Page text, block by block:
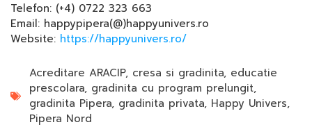
Telefon: (+4) 0722 323 663
Email: happypipera(@)happyunivers.ro
Website: https://happyunivers.ro/
Acreditare ARACIP, cresa si gradinita, educatie
prescolara, gradinita cu program prelungit,
gradinita Pipera, gradinita privata, Happy Univers,
Pipera Nord